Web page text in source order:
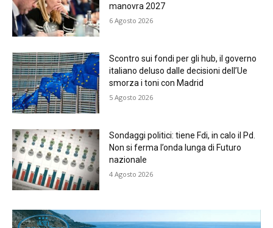
manovra 2027
6 Agosto 2026
Scontro sui fondi per gli hub, il governo
italiano deluso dalle decisioni dell’Ue
smorza i toni con Madrid
5 Agosto 2026
Sondaggi politici: tiene Fdi, in calo il Pd.
Non si ferma l’onda lunga di Futuro
nazionale
4 Agosto 2026